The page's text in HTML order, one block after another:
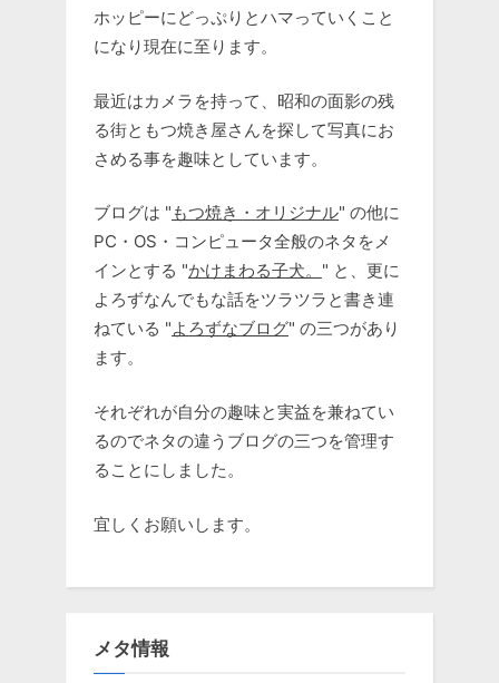
ホッピーにどっぷりとハマっていくこと
になり現在に至ります。
最近はカメラを持って、昭和の面影の残
る街ともつ焼き屋さんを探して写真にお
さめる事を趣味としています。
ブログは " もつ焼き・オリジナル" の他に
PC・OS・コンピュータ全般のネタをメ
インとする "かけまわる子犬。 " と、更に
よろずなんでもな話をツラツラと書き連
ねている "よろずなブログ" の三つがあり
ます。
それぞれが自分の趣味と実益を兼ねてい
るのでネタの違うブログの三つを管理す
ることにしました。
宜しくお願いします。
メタ情報